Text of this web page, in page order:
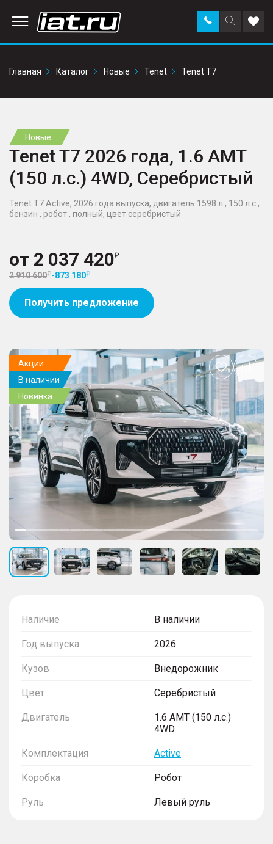
Поиск
по
Заказать
звонок в
Главная
Каталог Новые Tenet Tenet T7
Новые
Tenet T7 2026 года, 1.6 AMT
(150 л.с.) 4WD, Серебристый
Tenet T7 Active, 2026 года выпуска, двигатель 1598 л., 150 л.с.,
бензин , робот , полный, цвет серебристый
от 2 037 420
2 910 600 -873 180
Получить предложение
Наличие В наличии
Год выпуска 2026
Кузов Внедорожник
Цвет Серебристый
Двигатель
1.6 AMT (150 л.с.)
4WD
Комплектация Active
Коробка Робот
Руль Левый руль
Акции
В наличии
Новинка
Добавить
в
избранное